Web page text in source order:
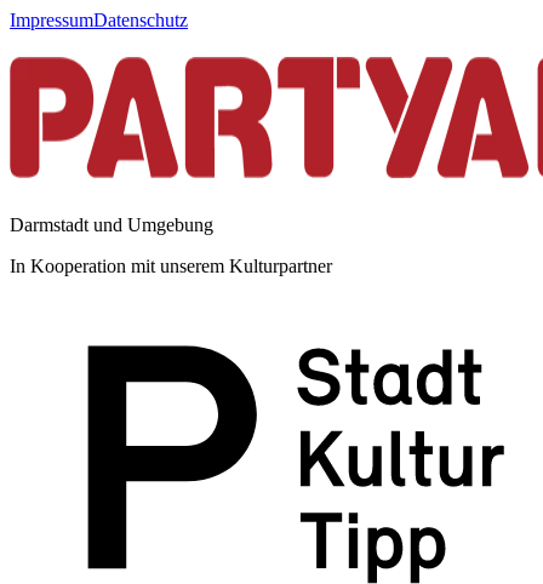
ImpressumDatenschutz
Darmstadt und Umgebung
In Kooperation mit unserem Kulturpartner